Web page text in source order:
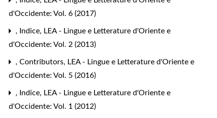
d'Occidente: Vol. 6 (2017)
, Indice, LEA - Lingue e Letterature d'Oriente e
d'Occidente: Vol. 2 (2013)
, Contributors, LEA - Lingue e Letterature d'Oriente e
d'Occidente: Vol. 5 (2016)
, Indice, LEA - Lingue e Letterature d'Oriente e
d'Occidente: Vol. 1 (2012)